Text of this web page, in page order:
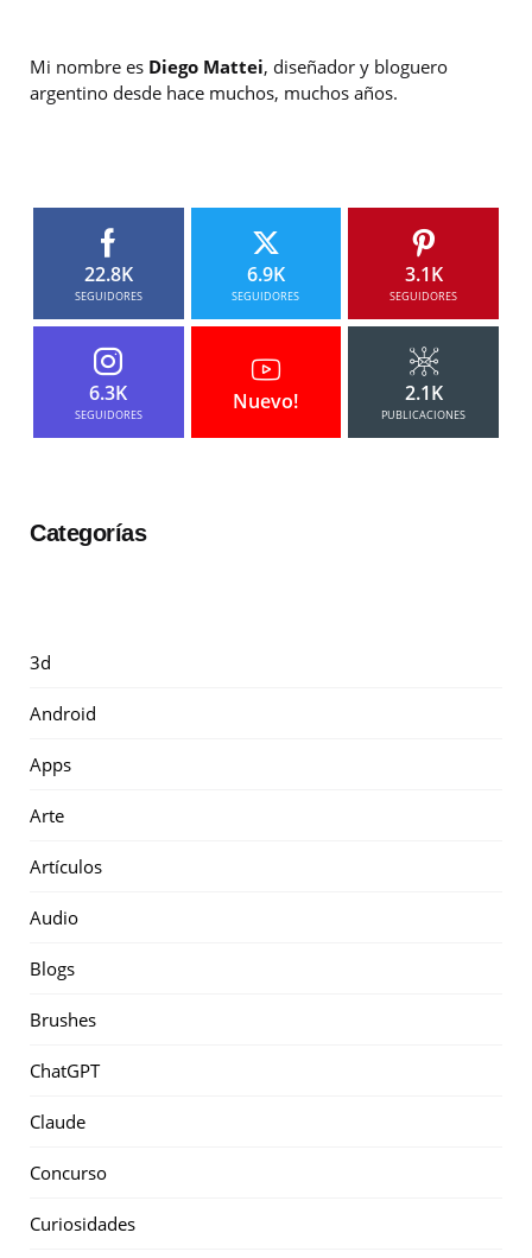
Mi nombre es Diego Mattei, diseñador y bloguero
argentino desde hace muchos, muchos años.
22.8K
SEGUIDORES
6.9K
SEGUIDORES
3.1K
SEGUIDORES
6.3K
SEGUIDORES
Nuevo! 2.1K
PUBLICACIONES
Categorías
3d
Android
Apps
Arte
Artículos
Audio
Blogs
Brushes
ChatGPT
Claude
Concurso
Curiosidades